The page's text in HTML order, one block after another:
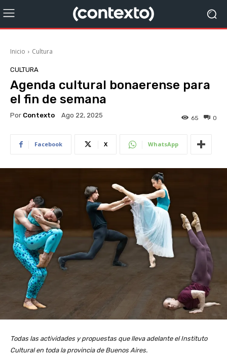
Inicio Cultura
CULTURA
Agenda cultural bonaerense para
el fin de semana
Por Contexto Ago 22, 2025 0
65
Facebook X WhatsApp
Todas las actividades y propuestas que lleva adelante el Instituto
Cultural en toda la provincia de Buenos Aires.